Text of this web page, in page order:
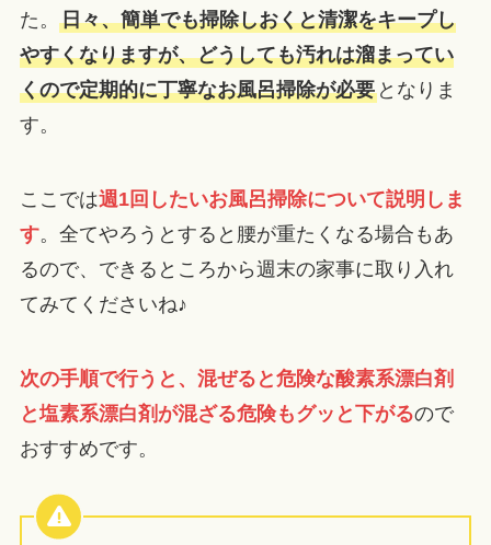
た。 日々、簡単でも掃除しおくと清潔をキープし
やすくなりますが、どうしても汚れは溜まってい
くので定期的に丁寧なお風呂掃除が必要となりま
す。
ここでは週1回したいお風呂掃除について説明しま
す。全てやろうとすると腰が重たくなる場合もあ
るので、できるところから週末の家事に取り入れ
てみてくださいね♪
次の手順で行うと、混ぜると危険な酸素系漂白剤
と塩素系漂白剤が混ざる危険もグッと下がるので
おすすめです。